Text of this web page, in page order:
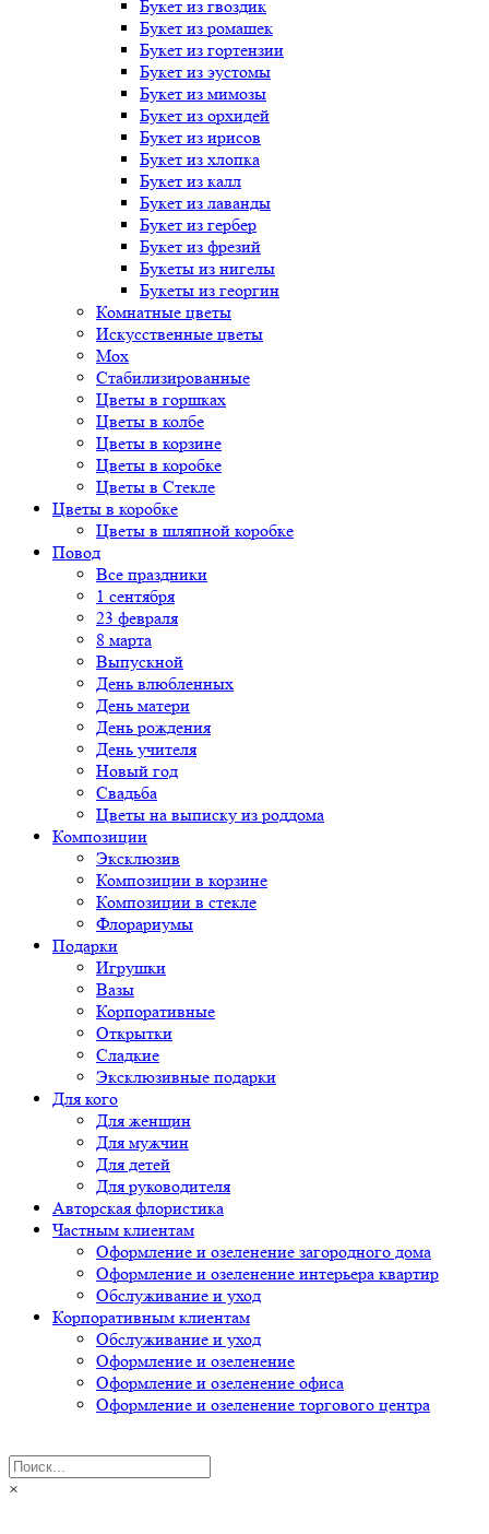
Букет из гвоздик
Букет из ромашек
Букет из гортензии
Букет из эустомы
Букет из мимозы
Букет из орхидей
Букет из ирисов
Букет из хлопка
Букет из калл
Букет из лаванды
Букет из гербер
Букет из фрезий
Букеты из нигелы
Букеты из георгин
Комнатные цветы
Искусственные цветы
Мох
Стабилизированные
Цветы в горшках
Цветы в колбе
Цветы в корзине
Цветы в коробке
Цветы в Стекле
Цветы в коробке
Цветы в шляпной коробке
Повод
Все праздники
1 сентября
23 февраля
8 марта
Выпускной
День влюбленных
День матери
День рождения
День учителя
Новый год
Свадьба
Цветы на выписку из роддома
Композиции
Эксклюзив
Композиции в корзине
Композиции в стекле
Флорариумы
Подарки
Игрушки
Вазы
Корпоративные
Открытки
Сладкие
Эксклюзивные подарки
Для кого
Для женщин
Для мужчин
Для детей
Для руководителя
Авторская флористика
Частным клиентам
Оформление и озеленение загородного дома
Оформление и озеленение интерьера квартир
Обслуживание и уход
Корпоративным клиентам
Обслуживание и уход
Оформление и озеленение
Оформление и озеленение офиса
Оформление и озеленение торгового центра
×